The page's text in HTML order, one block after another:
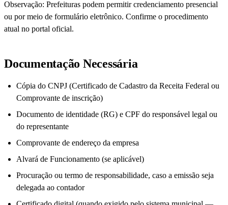
Observação: Prefeituras podem permitir credenciamento presencial
ou por meio de formulário eletrônico. Confirme o procedimento
atual no portal oficial.
Documentação Necessária
Cópia do CNPJ (Certificado de Cadastro da Receita Federal ou
Comprovante de inscrição)
Documento de identidade (RG) e CPF do responsável legal ou
do representante
Comprovante de endereço da empresa
Alvará de Funcionamento (se aplicável)
Procuração ou termo de responsabilidade, caso a emissão seja
delegada ao contador